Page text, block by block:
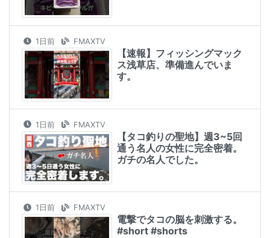
1日前 FMAXTV
【速報】フィッシングマック
ス浅草店、準備進んでいま
す。
1日前 FMAXTV
【タコ釣りの聖地】週3~5回
通う名人の女性に完全密着。
ガチの名人でした。
1日前 FMAXTV
電撃でタコの脳を刺激する。
#short #shorts